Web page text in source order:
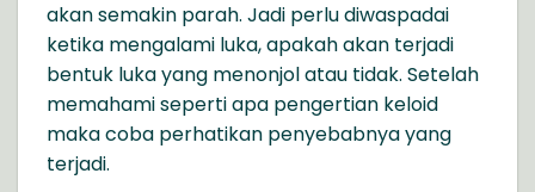
akan semakin parah. Jadi perlu diwaspadai
ketika mengalami luka, apakah akan terjadi
bentuk luka yang menonjol atau tidak. Setelah
memahami seperti apa pengertian keloid
maka coba perhatikan penyebabnya yang
terjadi.